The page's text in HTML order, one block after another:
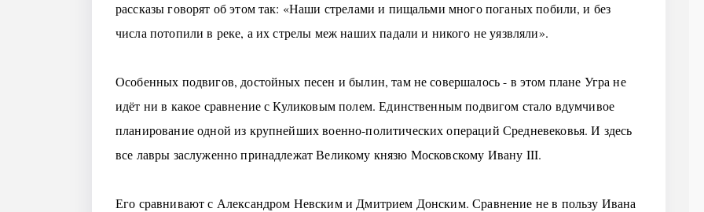
рассказы говорят об этом так: «Наши стрелами и пищальми много поганых побили, и без
числа потопили в реке, а их стрелы меж наших падали и никого не уязвляли».
Особенных подвигов, достойных песен и былин, там не совершалось - в этом плане Угра не
идёт ни в какое сравнение с Куликовым полем. Единственным подвигом стало вдумчивое
планирование одной из крупнейших военно-политических операций Средневековья. И здесь
все лавры заслуженно принадлежат Великому князю Московскому Ивану III.
Его сравнивают с Александром Невским и Дмитрием Донским. Сравнение не в пользу Ивана